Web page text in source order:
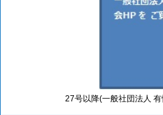
27号以降(一般社団法人